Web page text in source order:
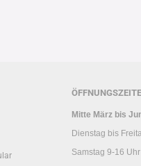
Mitte März bis
Dienstag bis
Samstag 9-16 Uhr